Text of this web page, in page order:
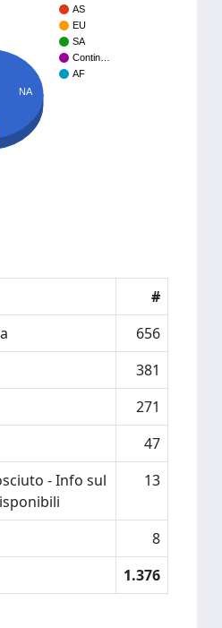
AS
EU
SA
Contin…
AF
NA
#
656
381
271
47
- Info sul
13
8
1.376